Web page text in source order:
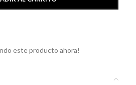
este producto ahora!